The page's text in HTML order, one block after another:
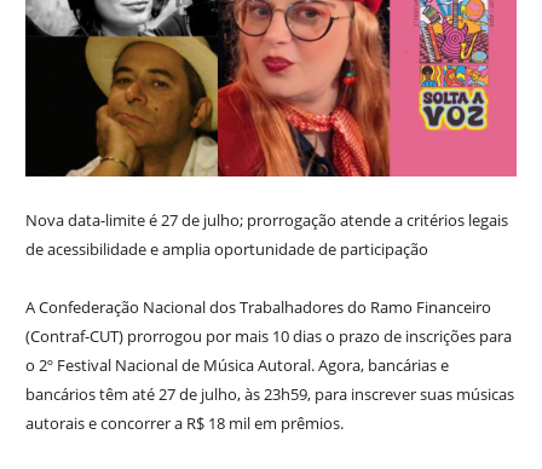
Nova data-limite é 27 de julho; prorrogação atende a critérios legais
de acessibilidade e amplia oportunidade de participação
A Confederação Nacional dos Trabalhadores do Ramo Financeiro
(Contraf-CUT) prorrogou por mais 10 dias o prazo de inscrições para
o 2º Festival Nacional de Música Autoral. Agora, bancárias e
bancários têm até 27 de julho, às 23h59, para inscrever suas músicas
autorais e concorrer a R$ 18 mil em prêmios.